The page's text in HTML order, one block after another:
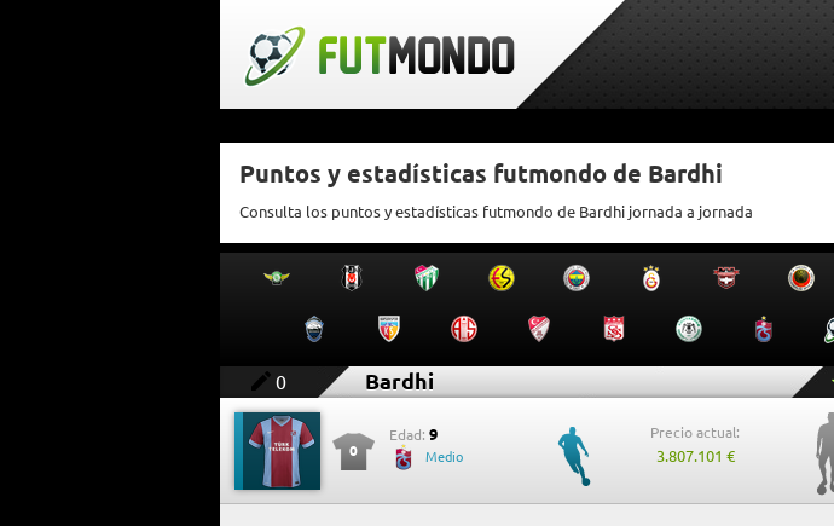
Puntos y estadísticas futmondo de Bardhi
Consulta los puntos y estadísticas futmondo de Bardhi jornada a jornada
0 Bardhi
0
Edad: 9
Medio
Precio actual:
3.807.101 €